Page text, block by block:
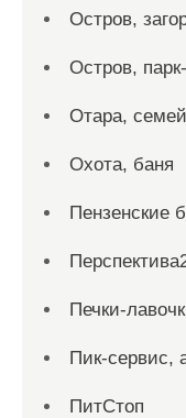
Остров,
Остров,
Отара,
Охота, баня
Пензенские
Печки-
Пик-сервис,
ПитСтоп